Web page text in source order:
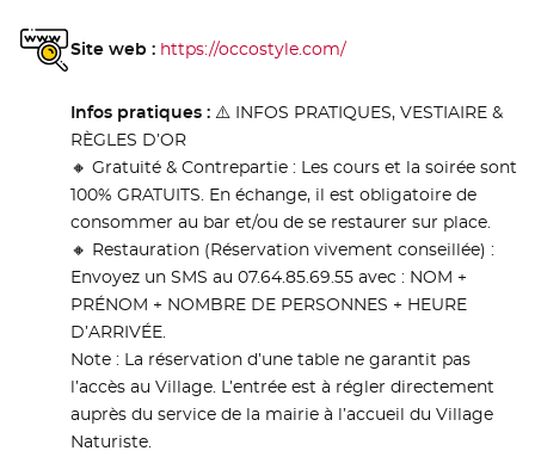
Site web : https://occostyle.com/
Infos pratiques : ⚠️ INFOS PRATIQUES, VESTIAIRE &
RÈGLES D’OR
🔸 Gratuité & Contrepartie : Les cours et la soirée sont
100% GRATUITS. En échange, il est obligatoire de
consommer au bar et/ou de se restaurer sur place.
🔸 Restauration (Réservation vivement conseillée) :
Envoyez un SMS au 07.64.85.69.55 avec : NOM +
PRÉNOM + NOMBRE DE PERSONNES + HEURE
D’ARRIVÉE.
Note : La réservation d’une table ne garantit pas
l’accès au Village. L’entrée est à régler directement
auprès du service de la mairie à l’accueil du Village
Naturiste.